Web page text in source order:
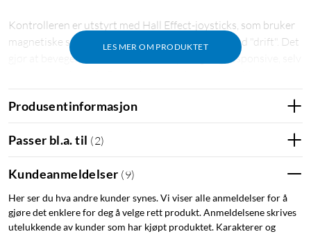
LES MER OM PRODUKTET
Kontrolleren er utstyrt med Hall Effect-joysticks, som bruker
magnetiske sensorer til å eliminere problemer med "drift". Det
gjør at bevegelsene dine alltid er nøyaktige og responsive, selv
pålitelig tilkobling, som innebærer at du aldri trenger å
bekymre deg for batterikapasitet eller forsinkelse under
intensive spilleøkter.
Takket være ergonomisk design – som er konstruert for
optimal komfort i lange spilleøkter – ligger kontrolleren
perfekt i hånden. Den er kompatibel med både Xbox Series X|S
og PC, og det gjør den til det perfekte valget for spillere som
vil ha en pålitelig og allsidig løsning.
Produsentinformasjon
Passer bl.a. til (2)
Kundeanmeldelser (9)
Her ser du hva andre kunder synes. Vi viser alle anmeldelser for å
gjøre det enklere for deg å velge rett produkt. Anmeldelsene skrives
utelukkende av kunder som har kjøpt produktet. Karakterer og